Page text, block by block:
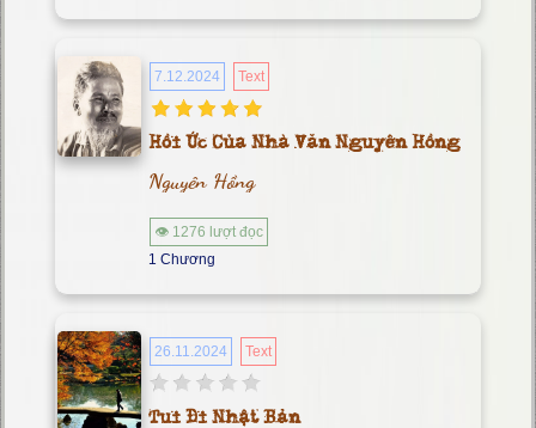
7.12.2024 Text
Hồi Ức Của Nhà Văn Nguyên Hồng
Nguyên Hồng
👁 1276 lượt đọc
1 Chương
26.11.2024 Text
Tui Đi Nhật Bản